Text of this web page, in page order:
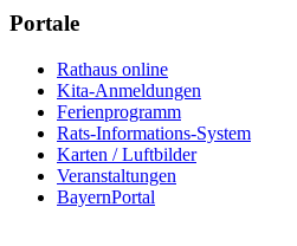
Portale
Rathaus online
Kita-Anmeldungen
Ferienprogramm
Rats-Informations-System
Karten / Luftbilder
Veranstaltungen
BayernPortal